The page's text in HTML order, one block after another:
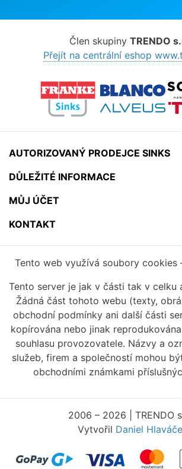
Člen skupiny TRENDO
Přejít na centrální eshop
AUTORIZOVANÝ PRODEJCE SINKS
DŮLEŽITÉ INFORMACE
MŮJ ÚČET
KONTAKT
Tento web využívá soubory cookies
Tento server je jak v části tak v celku
Žádná část tohoto webu (texty,
obchodní podmínky ani další části
kopírována nebo jinak
souhlasu provozovatele. Názvy a
služeb, firem a společností mohou
obchodními známkami
2006 – 2026 | TRENDO
Vytvořil Daniel